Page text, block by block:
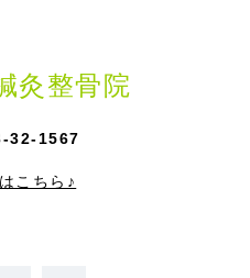
灸整骨院
32-1567
こちら♪